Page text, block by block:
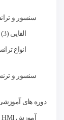
سنسور و
القایی 3
انواع
سنسور و
دوره های
آموزش HMI و مانیتورینگ